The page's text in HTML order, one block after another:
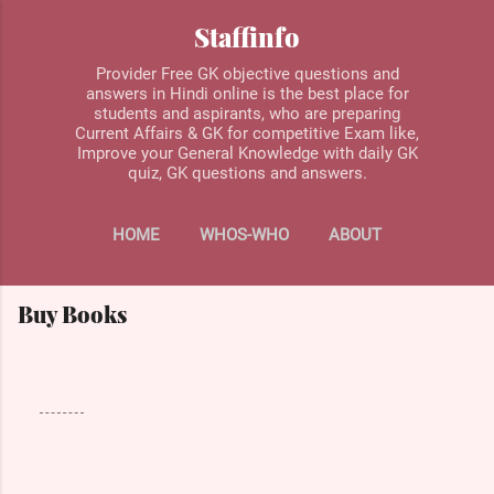
Skip to main content
Staffinfo
Provider Free GK objective questions and
answers in Hindi online is the best place for
students and aspirants, who are preparing
Current Affairs & GK for competitive Exam like,
Improve your General Knowledge with daily GK
quiz, GK questions and answers.
HOME WHOS-WHO ABOUT
BUY BOOKS MORE…
Buy Books